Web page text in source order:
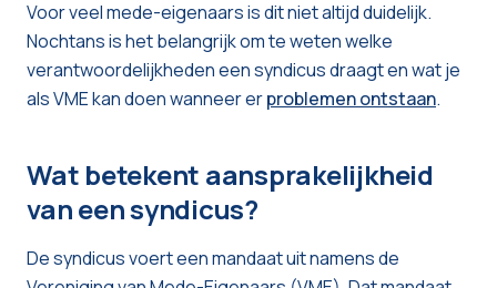
Voor veel mede-eigenaars is dit niet altijd duidelijk.
Nochtans is het belangrijk om te weten welke
verantwoordelijkheden een syndicus draagt en wat je
als VME kan doen wanneer erproblemen ontstaan.
Wat betekent aansprakelijkheid
van een syndicus?
De syndicus voert een mandaat uit namens de